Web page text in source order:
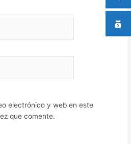
electrónico y web en este
que comente.